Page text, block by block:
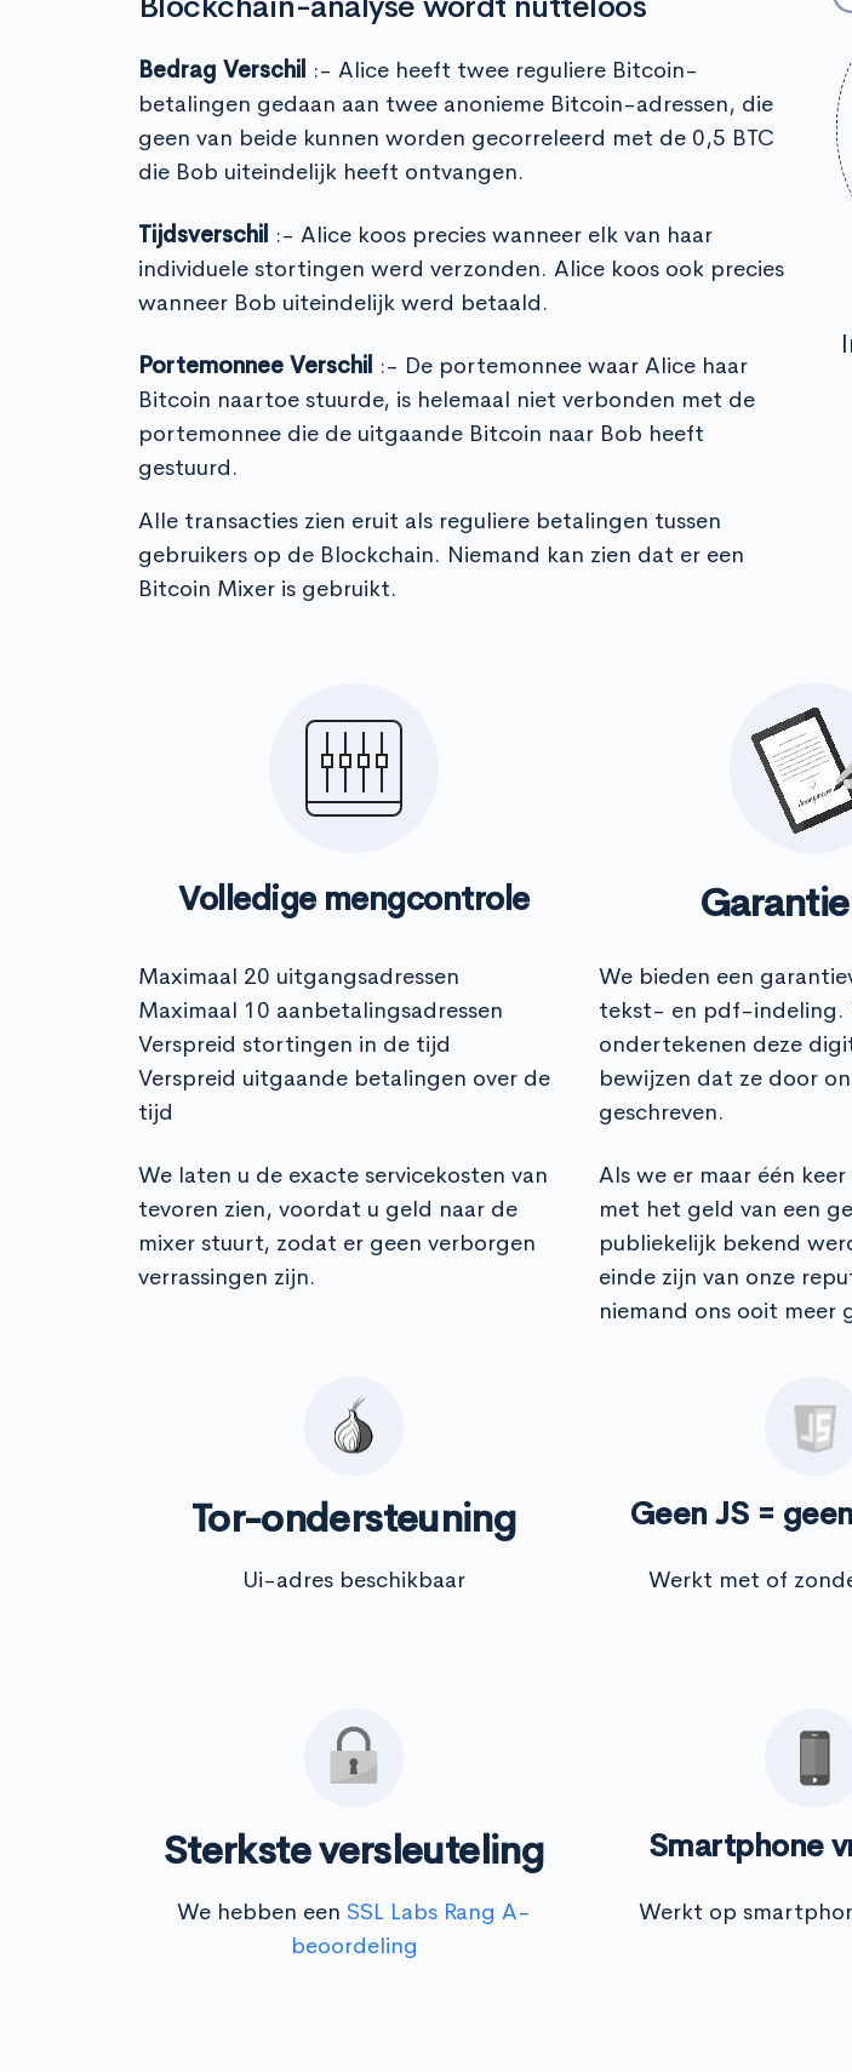
Bedrag Verschil :- Alice heeft twee reguliere Bitcoin-
betalingen gedaan aan twee anonieme Bitcoin-adressen, die
geen van beide kunnen worden gecorreleerd met de 0,5 BTC
die Bob uiteindelijk heeft ontvangen.
Tijdsverschil :- Alice koos precies wanneer elk van haar
individuele stortingen werd verzonden. Alice koos ook precies
wanneer Bob uiteindelijk werd betaald.
Portemonnee Verschil :- De portemonnee waar Alice haar
Bitcoin naartoe stuurde, is helemaal niet verbonden met de
portemonnee die de uitgaande Bitcoin naar Bob heeft
gestuurd.
Alle transacties zien eruit als reguliere betalingen tussen
gebruikers op de Blockchain. Niemand kan zien dat er een
Bitcoin Mixer is gebruikt.
Volledige mengcontrole
Maximaal 20 uitgangsadressen
Maximaal 10 aanbetalingsadressen
Verspreid stortingen in de tijd
Verspreid uitgaande betalingen over de
tijd
We laten u de exacte servicekosten van
tevoren zien, voordat u geld naar de
mixer stuurt, zodat er geen verborgen
verrassingen zijn.
We bieden een
tekst- en pdf-indeling.
ondertekenen deze
bewijzen dat ze door
geschreven.
Als we er maar één
met het geld van een
publiekelijk bekend
einde zijn van onze
niemand ons ooit meer
Tor-ondersteuning
Ui-adres beschikbaar
Geen JS =
Werkt met of
Sterkste versleuteling
We hebben een SSL Labs Rang A-
beoordeling
Smartphone
Werkt op